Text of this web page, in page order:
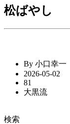
松ばやし
By 小口幸一
2026-05-02
81
大黒流
検索